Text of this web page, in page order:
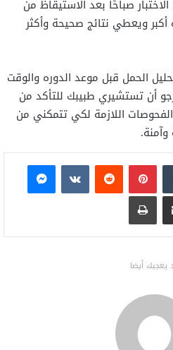
صباحًا بعد الاستيقاظ من
أكبر ويعطي نتائج صحيحة وأكثر
الحمل قبل موعد الدوره والوقت
أن تستشيري طبيبك للتأكد من
الفحوصات اللازمة لكي تتمكني من
بينتيريست
ماسنجر
مشاركة عبر البريد طباعة
يعجبك أيضا